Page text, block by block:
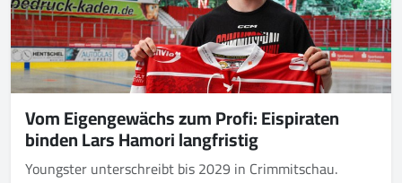
Vom Eigengewächs zum Profi: Eispiraten
binden Lars Hamori langfristig
Youngster unterschreibt bis 2029 in Crimmitschau.